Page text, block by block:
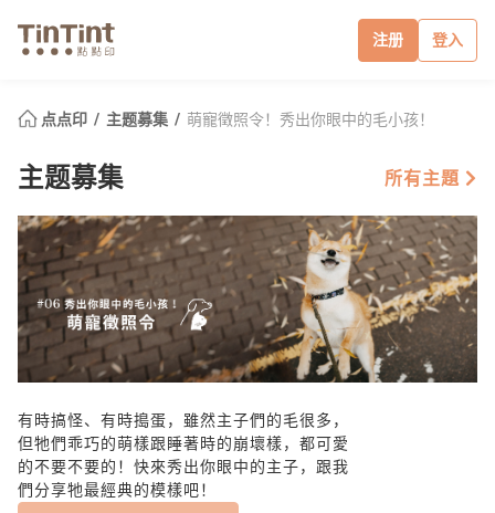
注册 登入
点点印 主题募集 萌寵徵照令！秀出你眼中的毛小孩！
主题募集 所有主題
有時搞怪、有時搗蛋，雖然主子們的毛很多，
但牠們乖巧的萌樣跟睡著時的崩壞樣，都可愛
的不要不要的！快來秀出你眼中的主子，跟我
們分享牠最經典的模樣吧！